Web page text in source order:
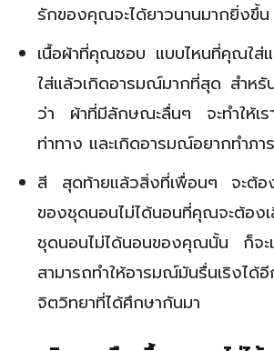
รักของคุณจะได้ยาวนานมากยิ่งขึ้น
เนื้อผ้าที่คุณชอบ แบบไหนที่คุณใส่
ใส่แล้วเกิดอารมณ์มากที่สุด สำหรั
ว่า ผ้าที่มีลักษณะลื่นๆ จะทำให้เร
ท่าทาง และเกิดอารมณ์อยากทำภ
สี สุดท้ายแล้วสิ่งที่เพื่อนๆ จะต้
ของชุดนอนไม่ได้นอนที่คุณจะต้อง
ชุดนอนไม่ได้นอนของคุณนั้น ก็จ
สามารถทำให้อารมณ์มันรื่นเริ
จิตวิทยาที่ได้ศึกษากันมา